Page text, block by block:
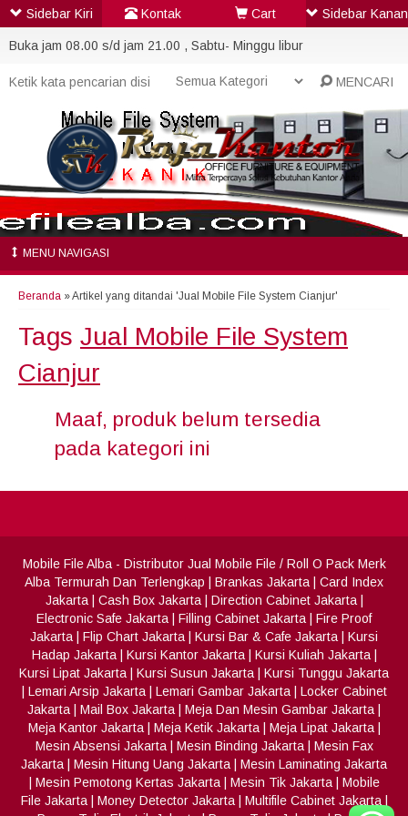
Buka jam 08.00 s/d jam 21.00 , Sabtu- Minggu libur
MENCARI
MENU NAVIGASI
Beranda »Artikel yang ditandai 'Jual Mobile File System Cianjur'
Tags Jual Mobile File System
Cianjur
Maaf, produk belum tersedia
pada kategori ini
Mobile File Alba- Distributor Jual Mobile File / Roll O Pack Merk
Alba Termurah Dan Terlengkap
Brankas Jakarta
Card Index
Jakarta| Cash Box Jakarta| Direction Cabinet Jakarta|
Electronic Safe Jakarta
Filling Cabinet Jakarta
Fire Proof
Jakarta
Flip Chart Jakarta Kursi Bar & Cafe Jakarta
Kursi
Hadap Jakarta| Kursi Kantor Jakarta| Kursi Kuliah Jakarta|
Kursi Lipat Jakarta
Kursi Susun Jakarta
Kursi Tunggu Jakarta
Lemari Arsip Jakarta| Lemari Gambar Jakarta| Locker Cabinet
Jakarta
Mail Box Jakarta Meja Dan Mesin Gambar Jakarta
Meja Kantor Jakarta| Meja Ketik Jakarta| Meja Lipat Jakarta|
Mesin Absensi Jakarta| Mesin Binding Jakarta| Mesin Fax
Jakarta
Mesin Hitung Uang Jakarta
Mesin Laminating Jakarta
Mesin Pemotong Kertas Jakarta| Mesin Tik Jakarta| Mobile
File Jakarta| Money Detector Jakarta| Multifile Cabinet Jakarta|
Sidebar Kiri Kontak Cart Sidebar Kanan